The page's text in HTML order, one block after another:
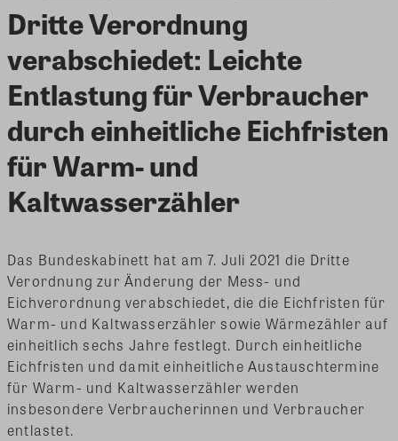
Dritte Verordnung
verabschiedet: Leichte
Entlastung für Verbraucher
durch einheitliche Eichfristen
für Warm- und
Kaltwasserzähler
Das Bundeskabinett hat am 7. Juli 2021 die Dritte
Verordnung zur Änderung der Mess- und
Eichverordnung verabschiedet, die die Eichfristen für
Warm- und Kaltwasserzähler sowie Wärmezähler auf
einheitlich sechs Jahre festlegt. Durch einheitliche
Eichfristen und damit einheitliche Austauschtermine
für Warm- und Kaltwasserzähler werden
insbesondere Verbraucherinnen und Verbraucher
entlastet.